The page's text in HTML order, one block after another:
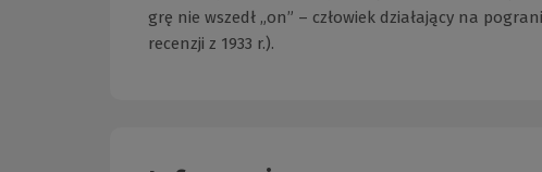
grę nie wszedł „on” – człowiek działający na
recenzji z 1933 r.).